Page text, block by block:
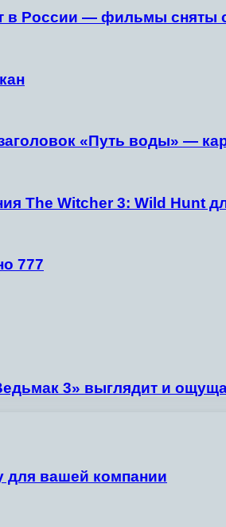
России — фильмы сняты с
«Путь воды» —
The Witcher 3: Wild Hunt
777
3» выглядит и
для вашей компании